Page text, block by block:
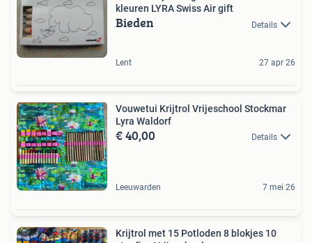
kleuren LYRA Swiss Air gift
Bieden Details
Lent 27 apr 26
Vouwetui Krijtrol Vrijeschool Stockmar
Lyra Waldorf
€ 40,00 Details
Leeuwarden 7 mei 26
Krijtrol met 15 Potloden 8 blokjes 10